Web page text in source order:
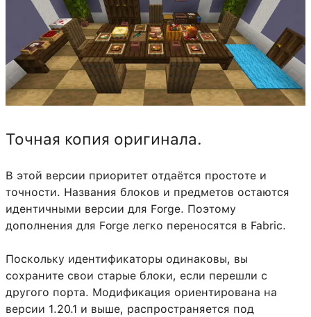
Точная копия оригинала.
В этой версии приоритет отдаётся простоте и
точности. Названия блоков и предметов остаются
идентичными версии для Forge. Поэтому
дополнения для Forge легко переносятся в Fabric.
Поскольку идентификаторы одинаковы, вы
сохраните свои старые блоки, если перешли с
другого порта. Модификация ориентирована на
версии 1.20.1 и выше, распространяется под